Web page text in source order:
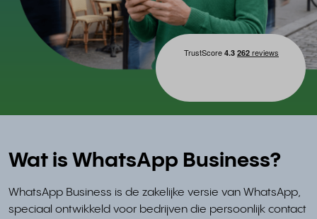
Wat is WhatsApp Business?
WhatsApp Business is de zakelijke versie van WhatsApp,
speciaal ontwikkeld voor bedrijven die persoonlijk contact